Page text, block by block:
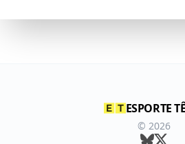
ESPORTE
© 2026